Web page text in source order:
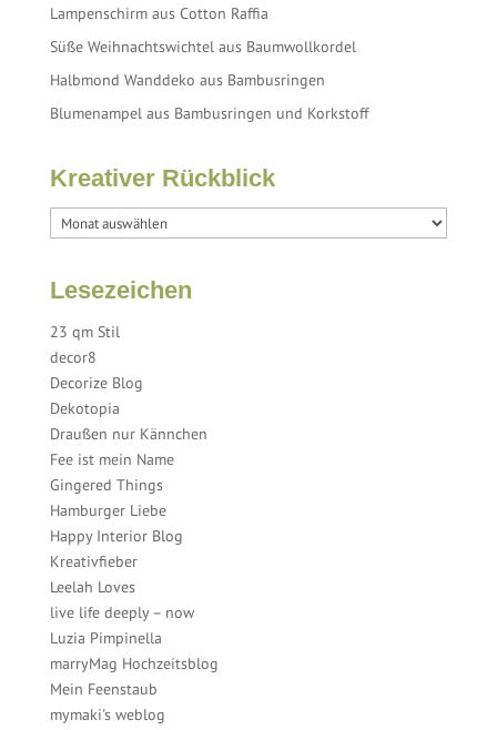
Lampenschirm aus Cotton Raffia
Süße Weihnachtswichtel aus Baumwollkordel
Halbmond Wanddeko aus Bambusringen
Blumenampel aus Bambusringen und Korkstoff
Kreativer Rückblick
Lesezeichen
23 qm Stil
decor8
Decorize Blog
Dekotopia
Draußen nur Kännchen
Fee ist mein Name
Gingered Things
Hamburger Liebe
Happy Interior Blog
Kreativfieber
Leelah Loves
live life deeply – now
Luzia Pimpinella
marryMag Hochzeitsblog
Mein Feenstaub
mymaki's weblog